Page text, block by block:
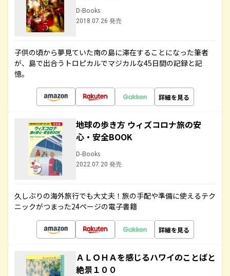
D-Books
2018.07.26 発売
子供の頃から夢見ていた南の島に滞在することになった筆者
が、島で出合うトロピカルでマジカルな45日間の記録と記
憶。
詳細を見る
地球の歩き方 ウィズコロナ旅の安
心・安全BOOK
D-Books
2022.07.20 発売
久しぶりの海外旅行でも大丈夫！旅の手配や準備に使えるテク
ニックがつまった24ページの電子書籍
詳細を見る
ＡＬＯＨＡを感じるハワイのことばと
絶景１００